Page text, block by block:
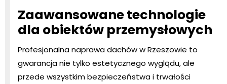
Zaawansowane technologie
dla obiektów przemysłowych
Profesjonalna naprawa dachów w Rzeszowie to
gwarancja nie tylko estetycznego wyglądu, ale
przede wszystkim bezpieczeństwa i trwałości